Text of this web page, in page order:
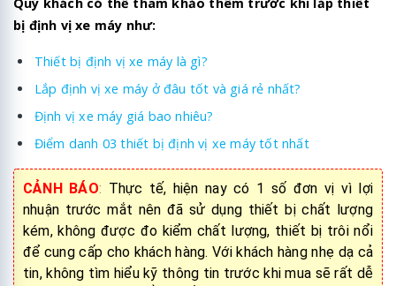
bị định vị xe máy như:
Thiết bị định vị xe máy là gì?
Lắp định vị xe máy ở đâu tốt và giá rẻ nhất?
Định vị xe máy giá bao nhiêu?
Điểm danh 03 thiết bị định vị xe máy tốt nhất
CẢNH BÁO: Thực tế, hiện nay có 1 số đơn vị vì lợi
nhuận trước mắt nên đã sử dụng thiết bị chất lượng
kém, không được đo kiểm chất lượng, thiết bị trôi nổi
để cung cấp cho khách hàng. Với khách hàng nhẹ dạ cả
tin, không tìm hiểu kỹ thông tin trước khi mua sẽ rất dễ